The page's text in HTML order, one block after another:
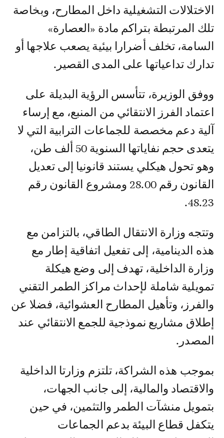
الاختلالات التشغيلية داخل المطارح، وبخاصة
تلك المرتبطة بتراكم مادة «العصارة»
السامة، تخلف أضرارا بيئية يصعب علاجها أو
تدارك تداعياتها على المدى القصير.
ووفق الوزيرة، تتأسس الرؤية البديلة على
اعتماد الفرز الانتقائي من المنبع، مع إرساء
آلية دعم مخصصة للجماعات الترابية التي لا
يتعدى حجم نفاياتها السنوية 50 ألف طن،
وهو تحول هيكلي يستند قانونيا إلى تعديل
القانون رقم 28.00 ومشروع القانون رقم
48.23.
وتتجه وزارة الانتقال الطاقي، بالتزامن مع
هذه الدينامية، إلى تفعيل اتفاقية إطار مع
وزارة الداخلية، تهدف إلى وضع هيكلة
تمويلية شاملة لإحداث مراكز الطمر التقني
والفرز، وتأهيل المطارح العشوائية، فضلا عن
إطلاق مشاريع نموذجية للجمع الانتقائي عند
المصدر.
بموجب هذه الشراكة، تلتزم وزارتا الداخلية
والاقتصاد والمالية، إلى جانب الجهات،
بتمويل منشآت الطمر والتثمين، في حين
يتكفل قطاع البيئة بدعم الجماعات